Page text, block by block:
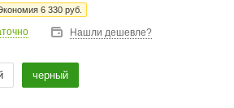
6 330 руб.
Нашли дешевле?
черный